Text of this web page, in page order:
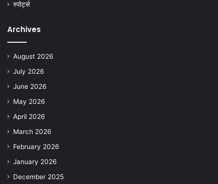
स्पोर्ट्स
Archives
August 2026
July 2026
June 2026
May 2026
April 2026
March 2026
February 2026
January 2026
December 2025